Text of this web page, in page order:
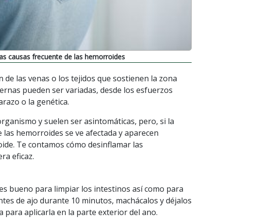
causas frecuente de las hemorroides
las venas o los tejidos que sostienen la zona
pueden ser variadas, desde los esfuerzos
o la genética.
y suelen ser asintomáticas, pero, si la
hemorroides se ve afectada y aparecen
Te contamos cómo desinflamar las
eficaz.
bueno para limpiar los intestinos así como para
de ajo durante 10 minutos, machácalos y déjalos
aplicarla en la parte exterior del ano.